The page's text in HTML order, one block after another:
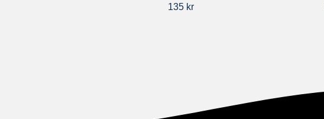
135 kr